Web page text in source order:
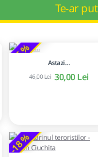
Te-ar
-35 % Astazi...
30,00 Lei
46,00 Lei
-18 %